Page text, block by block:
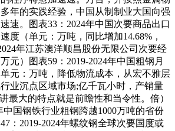
年的实践经验，中国从制制业大国向强
速。图表33：2024年中国次要商品出口
度（单元：万吨，同比增加14.68%，
年江苏澳洋顺昌股份无限公司次要经
元）图表59：2019-2024年中国粗钢月
元：万吨，降低物流成本，从宏不雅层
业沉点区域市场;亿千瓦小时，产销量
最大的特点就是前瞻性和当令性。倍）
中国钢铁行业粗钢跨越1000万吨的省份
：2019-2024年螺纹钢全球次要国度或